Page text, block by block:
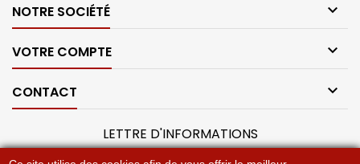
NOTRE SOCIÉTÉ 
VOTRE COMPTE 
CONTACT 
LETTRE D'INFORMATIONS